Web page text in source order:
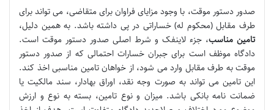
صدور دستور موقت، با وجود مزایای فراوان برای متقاضی، می تواند برای
طرف مقابل (محکوم له) خساراتی در پی داشته باشد. به همین دلیل،
تامین مناسب، جزء لاینفک و شرط اصلی صدور دستور موقت است.
دادگاه موظف است برای جبران خسارات احتمالی که از صدور دستور
موقت به طرف مقابل وارد می شود، از خواهان تامین مناسبی اخذ کند.
این تامین می تواند به صورت وجه نقد، اوراق بهادار، سند مالکیت یا
ضمانت نامه بانکی باشد. میزان و نوع تامین، بسته به نوع و ارزش